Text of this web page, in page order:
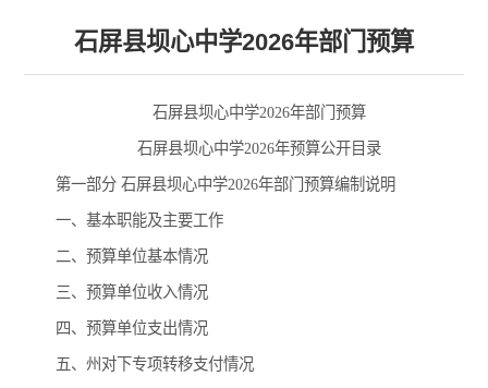
石屏县坝心中学2026年部门预算
石屏县坝心中学2026年部门预算
石屏县坝心中学2026年预算公开目录
第一部分 石屏县坝心中学2026年部门预算编制说明
一、基本职能及主要工作
二、预算单位基本情况
三、预算单位收入情况
四、预算单位支出情况
五、州对下专项转移支付情况